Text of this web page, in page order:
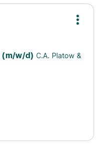
(m/w/d) C.A. Platow &